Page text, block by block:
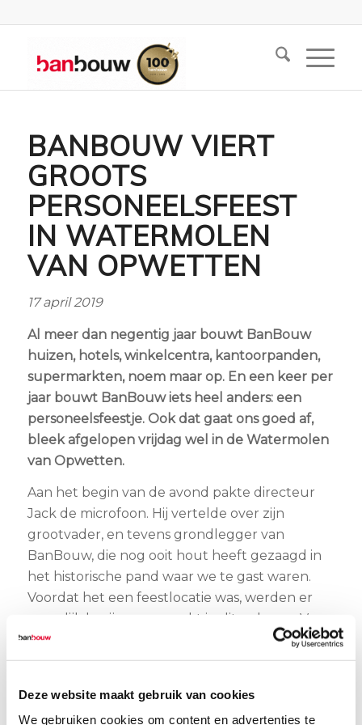
Deze website maakt gebruik van cookies
We gebruiken cookies om content en advertenties te
BANBOUW VIERT
GROOTS
PERSONEELSFEEST
IN WATERMOLEN
VAN OPWETTEN
17 april 2019
Al meer dan negentig jaar bouwt BanBouw
huizen, hotels, winkelcentra, kantoorpanden,
supermarkten, noem maar op. En een keer per
jaar bouwt BanBouw iets heel anders: een
personeelsfeestje. Ook dat gaat ons goed af,
bleek afgelopen vrijdag wel in de Watermolen
van Opwetten.
Aan het begin van de avond pakte directeur
Jack de microfoon. Hij vertelde over zijn
grootvader, en tevens grondlegger van
BanBouw, die nog ooit hout heeft gezaagd in
het historische pand waar we te gast waren.
Voordat het een feestlocatie was, werden er
namelijk kozijnen gemaakt in dit gebouw. Van
de grootvader van Jack werd er een bruggetje
geslagen naar zijn vader, Henk. Hij mocht
vanzelfsprekend niet vergeten.